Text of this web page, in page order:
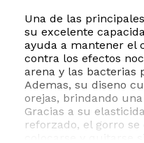
Una de las
su excelente
ayuda a mantener el
contra los efectos
arena y las bacterias
Ademas, su diseno
orejas, brindando
Gracias a su
reforzado, el gorro